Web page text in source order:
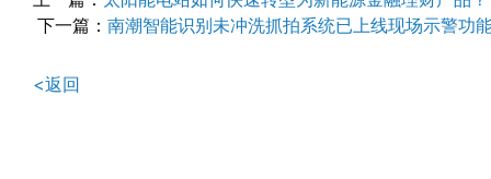
章
航
下一篇： 南潮智能识别未冲洗抓拍系统已上线现场示警功
<返回